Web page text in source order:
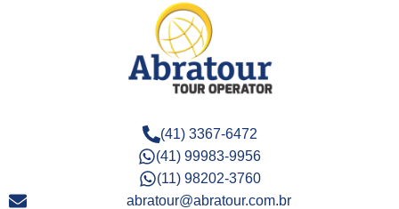
(41) 3367-6472
(41) 99983-9956
(11) 98202-3760
abratour@abratour.com.br